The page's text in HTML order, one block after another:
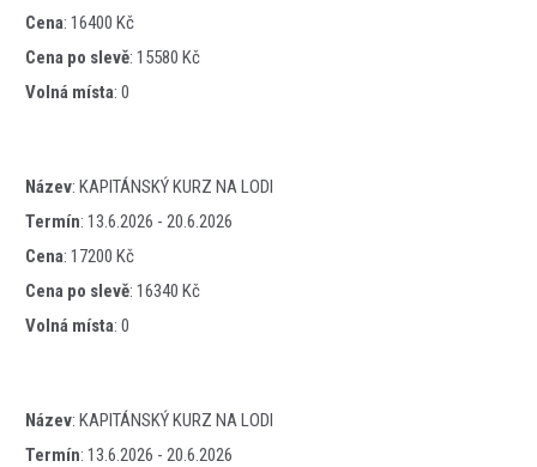
Cena: 16400 Kč
Cena po slevě: 15580 Kč
Volná místa: 0
Název: KAPITÁNSKÝ KURZ NA LODI
Termín: 13.6.2026 - 20.6.2026
Cena: 17200 Kč
Cena po slevě: 16340 Kč
Volná místa: 0
Název: KAPITÁNSKÝ KURZ NA LODI
Termín: 13.6.2026 - 20.6.2026